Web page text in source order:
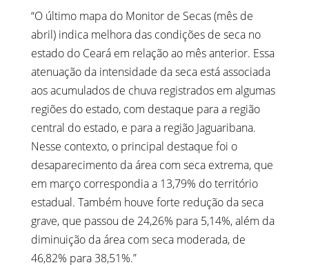
“O último mapa do Monitor de Secas (mês de
abril) indica melhora das condições de seca no
estado do Ceará em relação ao mês anterior. Essa
atenuação da intensidade da seca está associada
aos acumulados de chuva registrados em algumas
regiões do estado, com destaque para a região
central do estado, e para a região Jaguaribana.
Nesse contexto, o principal destaque foi o
desaparecimento da área com seca extrema, que
em março correspondia a 13,79% do território
estadual. Também houve forte redução da seca
grave, que passou de 24,26% para 5,14%, além da
diminuição da área com seca moderada, de
46,82% para 38,51%.”